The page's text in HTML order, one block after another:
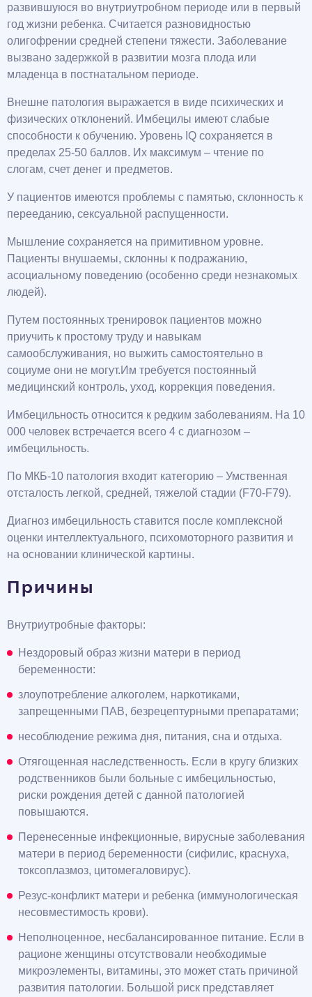
развившуюся во внутриутробном периоде или в первый
год жизни ребенка. Считается разновидностью
олигофрении средней степени тяжести. Заболевание
вызвано задержкой в развитии мозга плода или
младенца в постнатальном периоде.
Внешне патология выражается в виде психических и
физических отклонений. Имбецилы имеют слабые
способности к обучению. Уровень IQ сохраняется в
пределах 25-50 баллов. Их максимум – чтение по
слогам, счет денег и предметов.
У пациентов имеются проблемы с памятью, склонность к
перееданию, сексуальной распущенности.
Мышление сохраняется на примитивном уровне.
Пациенты внушаемы, склонны к подражанию,
асоциальному поведению (особенно среди незнакомых
людей).
Путем постоянных тренировок пациентов можно
приучить к простому труду и навыкам
самообслуживания, но выжить самостоятельно в
социуме они не могут.Им требуется постоянный
медицинский контроль, уход, коррекция поведения.
Имбецильность относится к редким заболеваниям. На 10
000 человек встречается всего 4 с диагнозом –
имбецильность.
По МКБ-10 патология входит категорию – Умственная
отсталость легкой, средней, тяжелой стадии (F70-F79).
Диагноз имбецильность ставится после комплексной
оценки интеллектуального, психомоторного развития и
на основании клинической картины.
Причины
Внутриутробные факторы:
Нездоровый образ жизни матери в период
беременности:
злоупотребление алкоголем, наркотиками,
запрещенными ПАВ, безрецептурными препаратами;
несоблюдение режима дня, питания, сна и отдыха.
Отягощенная наследственность. Если в кругу близких
родственников были больные с имбецильностью,
риски рождения детей с данной патологией
повышаются.
Перенесенные инфекционные, вирусные заболевания
матери в период беременности (сифилис, краснуха,
токсоплазмоз, цитомегаловирус).
Резус-конфликт матери и ребенка (иммунологическая
несовместимость крови).
Неполноценное, несбалансированное питание. Если в
рационе женщины отсутствовали необходимые
микроэлементы, витамины, это может стать причиной
развития патологии. Большой риск представляет